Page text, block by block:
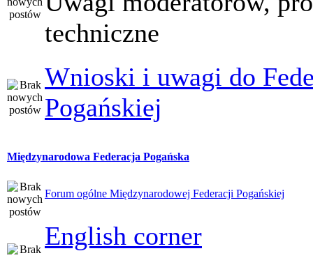
techniczne
Wnioski i uwagi do
Pogańskiej
Międzynarodowa Federacja Pogańska
Forum ogólne Międzynarodowej Federacji Pogańskiej
English corner